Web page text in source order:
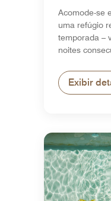
Acomode-se
uma refúgio
temporada –
noites
Exibir